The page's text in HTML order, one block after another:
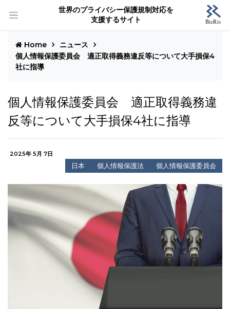
世界のプライバシー保護規制対応を
支援するサイト
Home
ニュース
個人情報保護委員会 適正取得義務違反等について大手損保4
社に指導
個人情報保護委員会 適正取得義務違
反等について大手損保4社に指導
2025年 5月 7日
日本 個人情報保護法 個人情報保護委員会